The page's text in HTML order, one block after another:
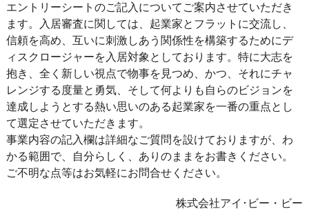
エントリーシートのご記入についてご案内させていただき
ます。入居審査に関しては、起業家とフラットに交流し、
信頼を高め、互いに刺激しあう関係性を構築するためにデ
ィスクロージャーを入居対象としております。特に大志を
抱き、全く新しい視点で物事を見つめ、かつ、それにチャ
レンジする度量と勇気、そして何よりも自らのビジョンを
達成しようとする熱い思いのある起業家を一番の重点とし
て選定させていただきます。
事業内容の記入欄は詳細なご質問を設けておりますが、わ
かる範囲で、自分らしく、ありのままをお書きください。
ご不明な点等はお気軽にお問合せください。
株式会社アイ･ビー・ビー